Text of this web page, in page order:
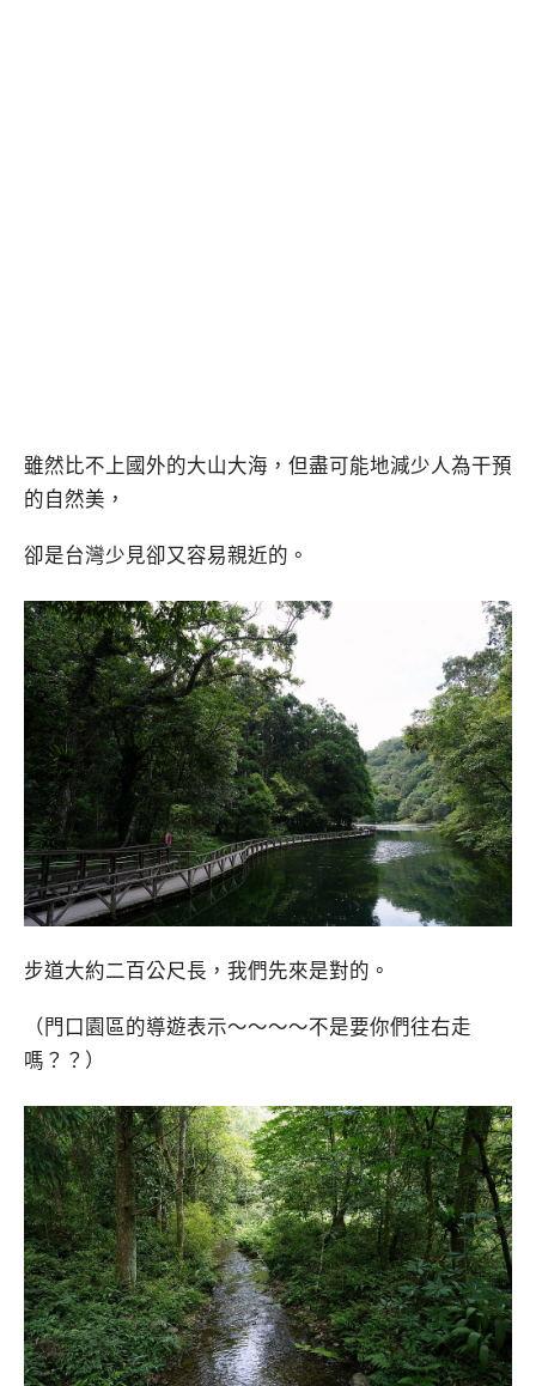
雖然比不上國外的大山大海，但盡可能地減少人為干預
的自然美，
卻是台灣少見卻又容易親近的。
步道大約二百公尺長，我們先來是對的。
（門口園區的導遊表示～～～～不是要你們往右走
嗎？？）